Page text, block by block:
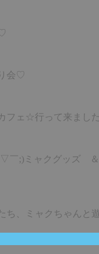
会♡
フェ☆行って来まし
▽￣;)ミャクグッズ
ち、ミャクちゃんと